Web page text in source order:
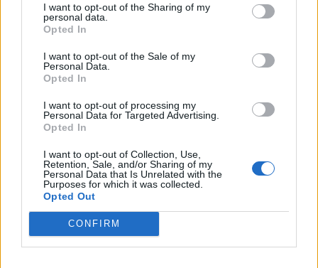
I want to opt-out of the Sharing of my
personal data.
Opted In
I want to opt-out of the Sale of my
Personal Data.
Opted In
I want to opt-out of processing my
Personal Data for Targeted Advertising.
Opted In
I want to opt-out of Collection, Use,
Retention, Sale, and/or Sharing of my
Personal Data that Is Unrelated with the
Purposes for which it was collected.
Opted Out
CONFIRM
Ακολουθήστε το Pink.gr στο
μάθετε πρώτοιτα πιο hot νέα.
Ακολουθήστε το Pink.gr και στο